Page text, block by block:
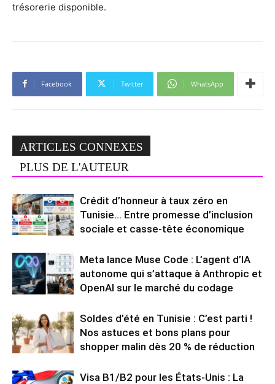
trésorerie disponible.
Facebook Twitter WhatsApp
ARTICLES CONNEXES
PLUS DE L'AUTEUR
Crédit d’honneur à taux zéro en
Tunisie… Entre promesse d’inclusion
sociale et casse-tête économique
Meta lance Muse Code : L’agent d’IA
autonome qui s’attaque à Anthropic et
OpenAI sur le marché du codage
Soldes d’été en Tunisie : C’est parti !
Nos astuces et bons plans pour
shopper malin dès 20 % de réduction
Visa B1/B2 pour les États-Unis : La